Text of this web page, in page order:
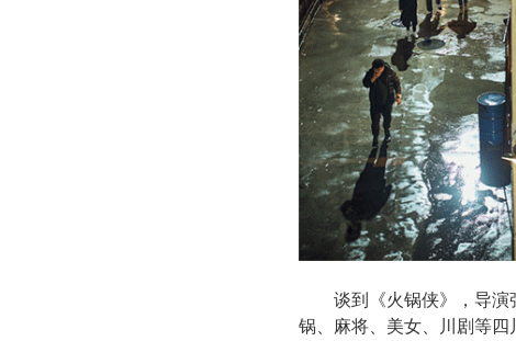
谈到《火锅侠》，导演
锅、麻将、美女、川剧等四